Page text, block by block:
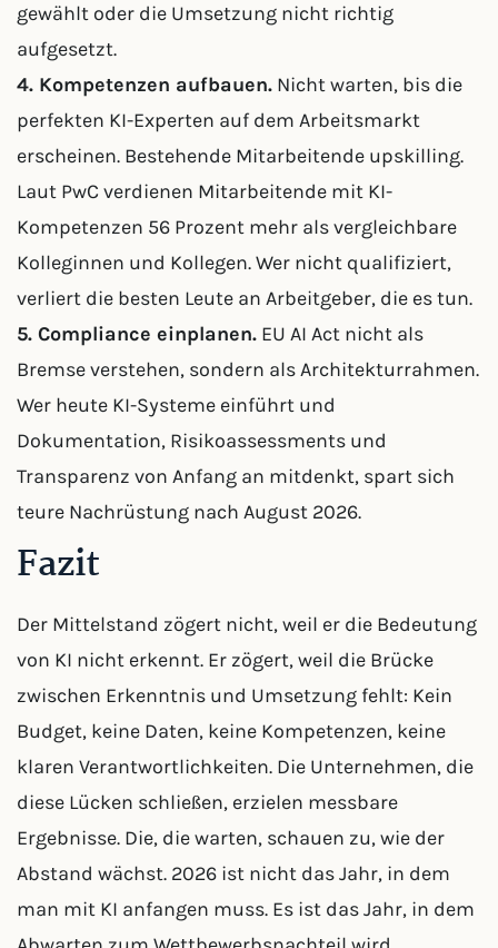
gewählt oder die Umsetzung nicht richtig
aufgesetzt.
4. Kompetenzen aufbauen. Nicht warten, bis die
perfekten KI-Experten auf dem Arbeitsmarkt
erscheinen. Bestehende Mitarbeitende upskilling.
Laut PwC verdienen Mitarbeitende mit KI-
Kompetenzen 56 Prozent mehr als vergleichbare
Kolleginnen und Kollegen. Wer nicht qualifiziert,
verliert die besten Leute an Arbeitgeber, die es tun.
5. Compliance einplanen. EU AI Act nicht als
Bremse verstehen, sondern als Architekturrahmen.
Wer heute KI-Systeme einführt und
Dokumentation, Risikoassessments und
Transparenz von Anfang an mitdenkt, spart sich
teure Nachrüstung nach August 2026.
Fazit
Der Mittelstand zögert nicht, weil er die Bedeutung
von KI nicht erkennt. Er zögert, weil die Brücke
zwischen Erkenntnis und Umsetzung fehlt: Kein
Budget, keine Daten, keine Kompetenzen, keine
klaren Verantwortlichkeiten. Die Unternehmen, die
diese Lücken schließen, erzielen messbare
Ergebnisse. Die, die warten, schauen zu, wie der
Abstand wächst. 2026 ist nicht das Jahr, in dem
man mit KI anfangen muss. Es ist das Jahr, in dem